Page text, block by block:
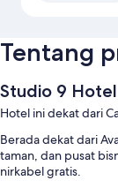
Tentang
Studio 9
Hotel ini dekat dari
Berada dekat dari
taman, dan pusat
nirkabel gratis.